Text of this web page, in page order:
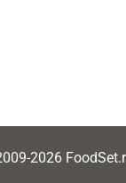
2026